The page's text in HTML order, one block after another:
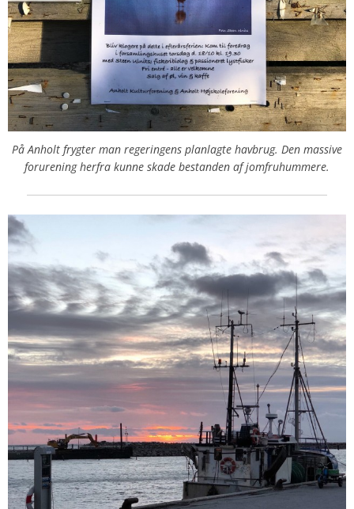
På Anholt frygter man regeringens planlagte havbrug. Den massive
forurening herfra kunne skade bestanden af jomfruhummere.